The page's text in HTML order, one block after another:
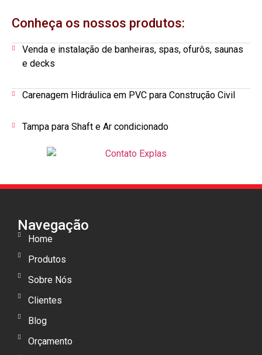
Conheça os nossos produtos:
Venda e instalação de banheiras, spas, ofurôs, saunas
e decks
Carenagem Hidráulica em PVC para Construção Civil
Tampa para Shaft e Ar condicionado
Navegação
Home
Produtos
Sobre Nós
Clientes
Blog
Orçamento